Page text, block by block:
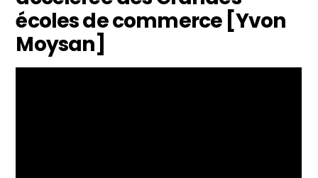
écoles de commerce [Yvon
Moysan]